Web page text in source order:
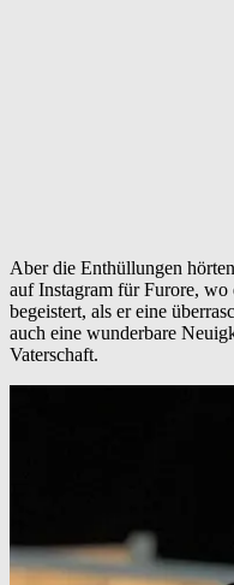
Aber die Enthüllungen
auf Instagram für Furore,
begeistert, als er eine
auch eine wunderbare
Vaterschaft.